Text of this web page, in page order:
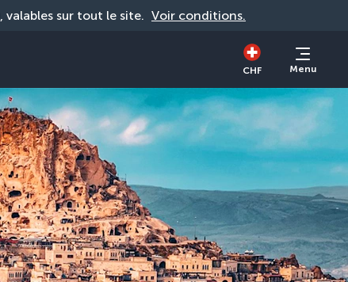
, valables sur tout le site. Voir conditions.
CHF Menu